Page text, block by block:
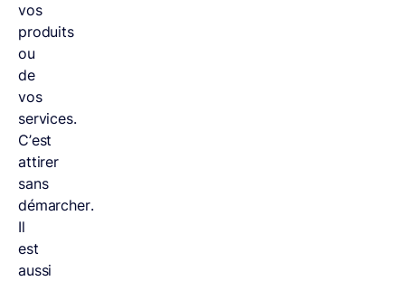
vos
produits
ou
de
vos
services.
C’est
attirer
sans
démarcher.
Il
est
aussi